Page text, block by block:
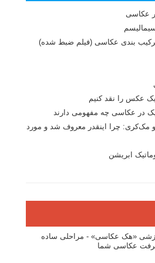
عکاسی
ترکیب بندی عکاسی (فیلم ضبط شده)
عکس را نقد کنیم
یک در عکاسی چه مفهومی دارند
مک‌کری: چرا اینقدر معروف شد و مورد
ابریشن
«هک عکاسی» - مراحلی ساده
عکاسی شما